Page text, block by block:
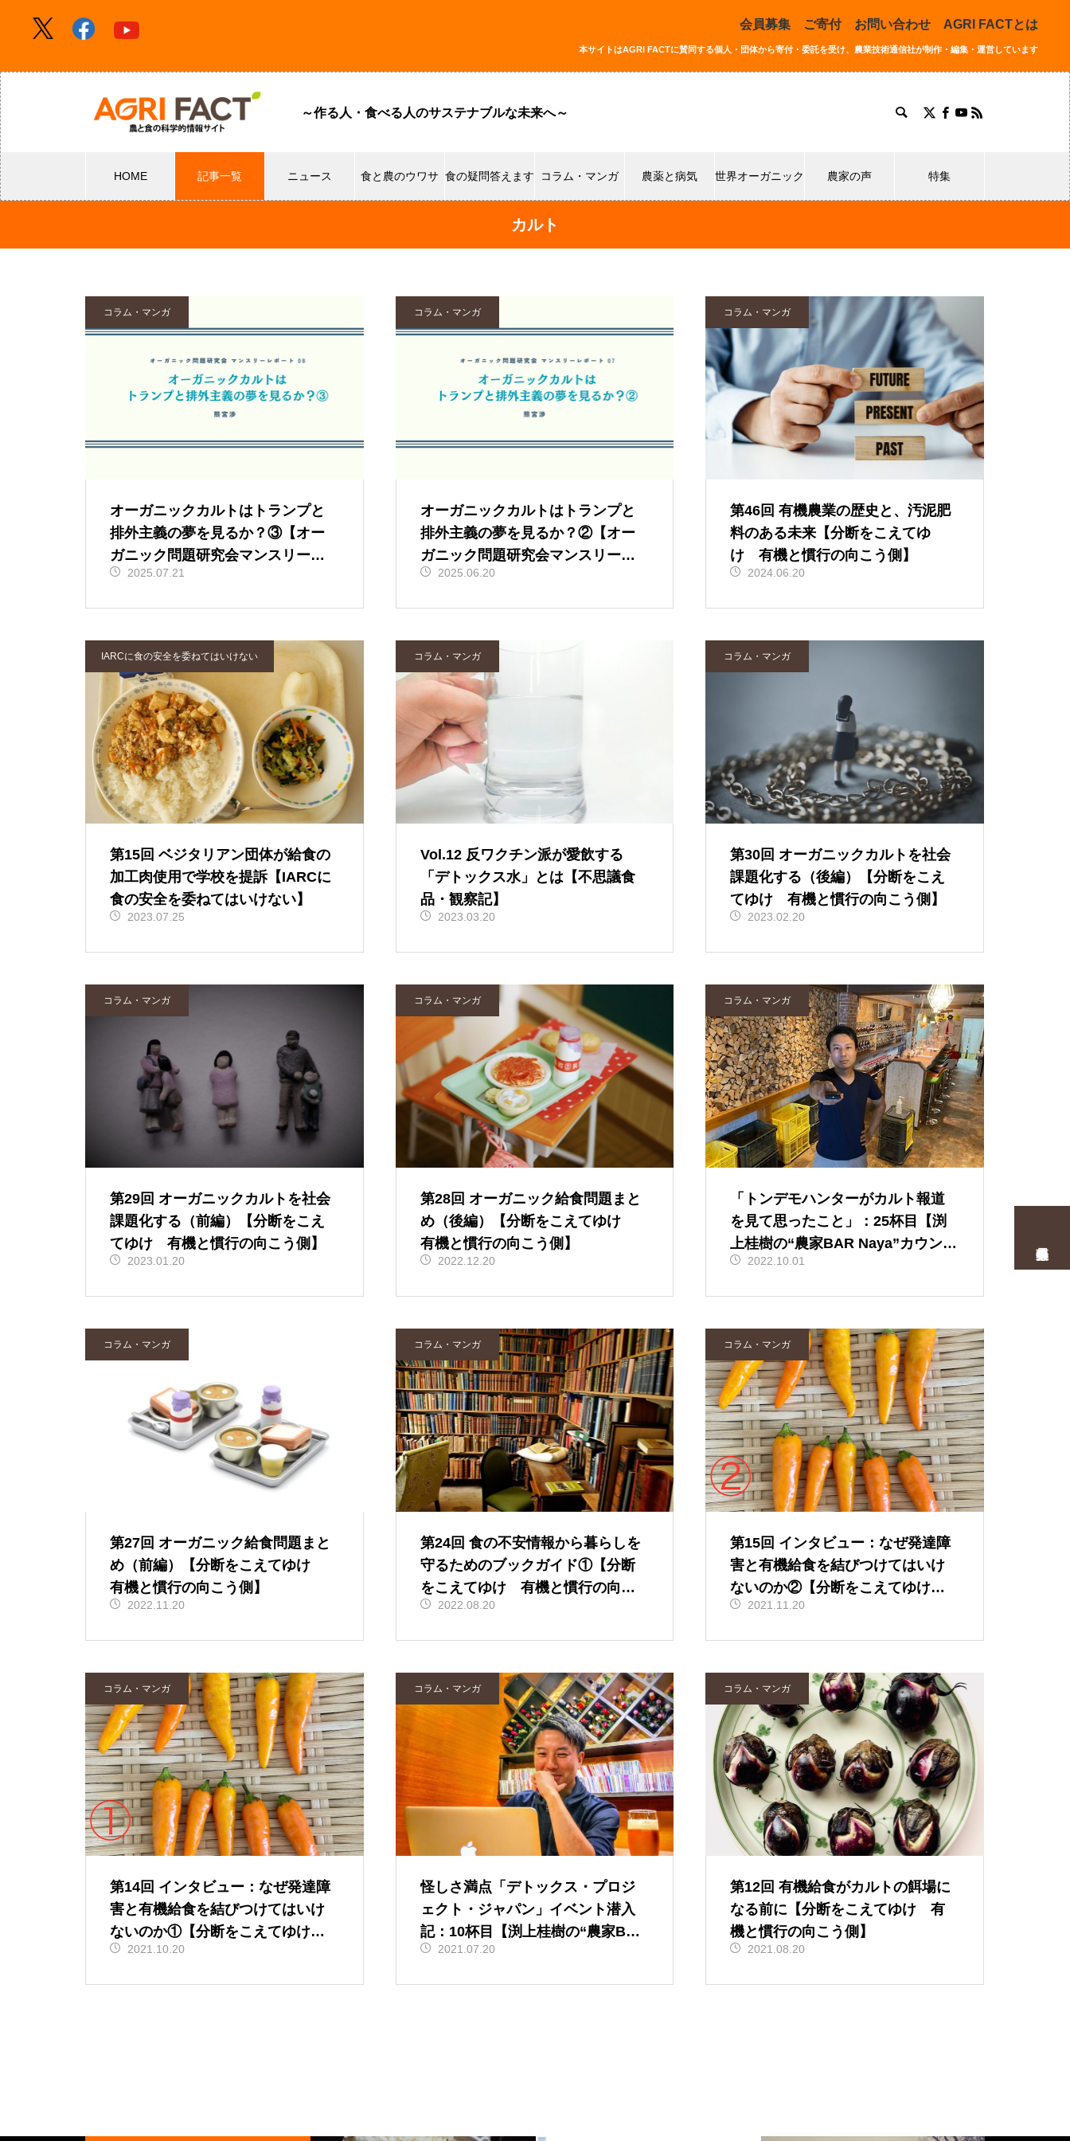
会員募集 ご寄付 お問い合わせ AGRI FACTとは
本サイトはAGRI FACTに賛同する個人・団体から寄付・委託を受け、農業技術通信社が制作・編集・運営しています
～作る人・食べる人のサステナブルな未来へ～
HOME 記事一覧 ニュース 食と農のウワサ 食の疑問答えます コラム・マンガ 農薬と病気 世界オーガニック 農家の声 特集
カルト
コラム・マンガ
オーガニックカルトはトランプと
排外主義の夢を見るか？③【オー
ガニック問題研究会マンスリーレ
ポート⑧】
2025.07.21
コラム・マンガ
オーガニックカルトはトランプと
排外主義の夢を見るか？②【オー
ガニック問題研究会マンスリーレ
ポート⑦】
2025.06.20
コラム・マンガ
第46回 有機農業の歴史と、汚泥肥
料のある未来【分断をこえてゆ
け 有機と慣行の向こう側】
2024.06.20
IARCに食の安全を委ねてはいけない
第15回 ベジタリアン団体が給食の
加工肉使用で学校を提訴【IARCに
食の安全を委ねてはいけない】
2023.07.25
コラム・マンガ
Vol.12 反ワクチン派が愛飲する
「デトックス水」とは【不思議食
品・観察記】
2023.03.20
コラム・マンガ
第30回 オーガニックカルトを社会
課題化する（後編）【分断をこえ
てゆけ 有機と慣行の向こう側】
2023.02.20
コラム・マンガ
第29回 オーガニックカルトを社会
課題化する（前編）【分断をこえ
てゆけ 有機と慣行の向こう側】
2023.01.20
コラム・マンガ
第28回 オーガニック給食問題まと
め（後編）【分断をこえてゆけ
有機と慣行の向こう側】
2022.12.20
コラム・マンガ
「トンデモハンターがカルト報道
を見て思ったこと」：25杯目【渕
上桂樹の“農家BAR Naya”カウンタ
ートーク】
2022.10.01
コラム・マンガ
第27回 オーガニック給食問題まと
め（前編）【分断をこえてゆけ
有機と慣行の向こう側】
2022.11.20
コラム・マンガ
第24回 食の不安情報から暮らしを
守るためのブックガイド①【分断
をこえてゆけ 有機と慣行の向こ
う側】
2022.08.20
コラム・マンガ
第15回 インタビュー：なぜ発達障
害と有機給食を結びつけてはいけ
ないのか②【分断をこえてゆけ
有機と慣行の向こう側】
2021.11.20
コラム・マンガ
第14回 インタビュー：なぜ発達障
害と有機給食を結びつけてはいけ
ないのか①【分断をこえてゆけ
有機と慣行の向こう側】
2021.10.20
コラム・マンガ
怪しさ満点「デトックス・プロジ
ェクト・ジャパン」イベント潜入
記：10杯目【渕上桂樹の“農家BAR
NaYa”カウンタートーク】
2021.07.20
コラム・マンガ
第12回 有機給食がカルトの餌場に
なる前に【分断をこえてゆけ 有
機と慣行の向こう側】
2021.08.20